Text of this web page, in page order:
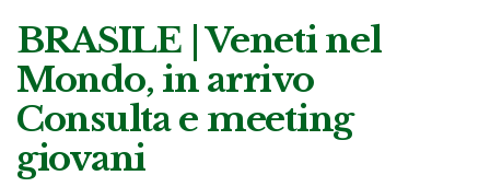
BRASILE | Veneti nel
Mondo, in arrivo
Consulta e meeting
giovani